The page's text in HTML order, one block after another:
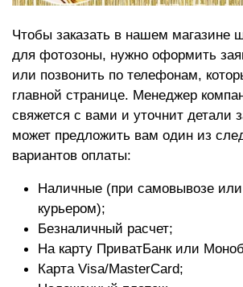
Чтобы заказать в нашем магазине
для фотозоны, нужно оформить
или позвонить по телефонам,
главной странице. Менеджер
свяжется с вами и уточнит детали
может предложить вам один из
вариантов оплаты:
Наличные (при самовывозе или
курьером);
Безналичный расчет;
На карту ПриватБанк или
Карта Visa/MasterCard;